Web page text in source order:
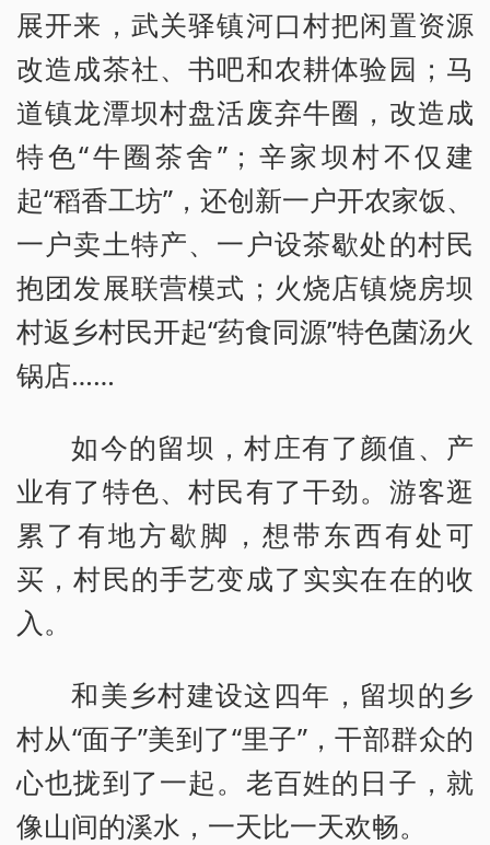
展开来，武关驿镇河口村把闲置资源
改造成茶社、书吧和农耕体验园；马
道镇龙潭坝村盘活废弃牛圈，改造成
特色“牛圈茶舍”；辛家坝村不仅建
起“稻香工坊”，还创新一户开农家饭、
一户卖土特产、一户设茶歇处的村民
抱团发展联营模式；火烧店镇烧房坝
村返乡村民开起“药食同源”特色菌汤火
锅店……
如今的留坝，村庄有了颜值、产
业有了特色、村民有了干劲。游客逛
累了有地方歇脚，想带东西有处可
买，村民的手艺变成了实实在在的收
入。
和美乡村建设这四年，留坝的乡
村从“面子”美到了“里子”，干部群众的
心也拢到了一起。老百姓的日子，就
像山间的溪水，一天比一天欢畅。